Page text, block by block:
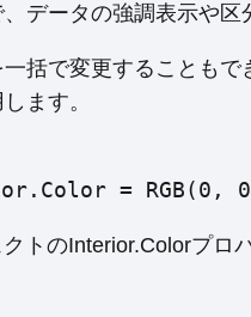
データの強調表示や区
括で変更することも
ます。
= RGB(0,
トのInterior.Colorプ